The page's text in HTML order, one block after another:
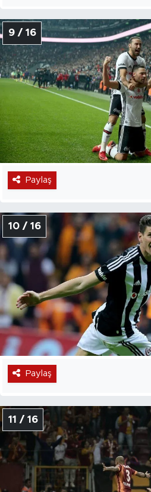
9 / 16
Paylaş
10 / 16
Paylaş
11 / 16